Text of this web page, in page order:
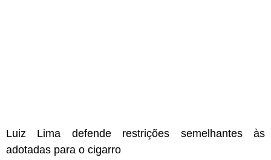
Luiz Lima defende restrições semelhantes às
adotadas para o cigarro